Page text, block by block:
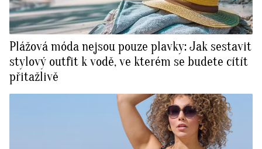
Plážová móda nejsou pouze plavky: Jak sestavit
stylový outfit k vodě, ve kterém se budete cítít
přitažlivě